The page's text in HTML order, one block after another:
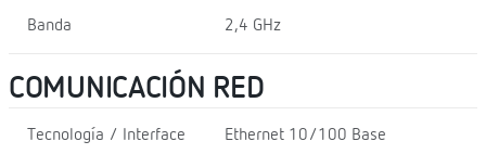
Banda 2,4 GHz
COMUNICACIÓN RED
Tecnología / Interface
Ethernet 10/100 Base